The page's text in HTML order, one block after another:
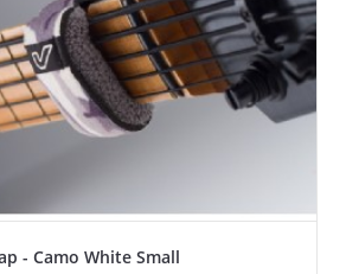
- Camo White Small